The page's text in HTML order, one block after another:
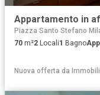
Appartamento in
Piazza Santo Stefano
70 m²2 Locali1 Bagno
Nuova offerta da